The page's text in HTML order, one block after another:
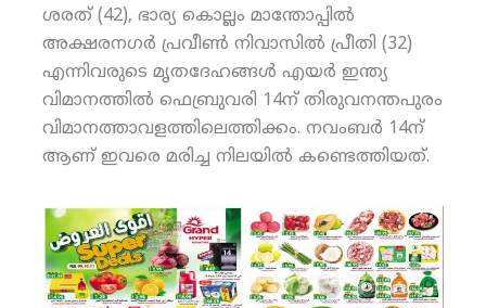
ശരത് (42), ഭാര്യ കൊല്ലം മാന്തോപ്പില്‍
അക്ഷരനഗര്‍ പ്രവീണ്‍ നിവാസില്‍ പ്രീതി (32)
എന്നിവരുടെ മൃതദേഹങ്ങള്‍ എയര്‍ ഇന്ത്യ
വിമാനത്തില്‍ ഫെബ്രുവരി 14ന് തിരുവനന്തപുരം
വിമാനത്താവളത്തിലെത്തിക്കം. നവംബര്‍ 14ന്
ആണ് ഇവരെ മരിച്ച നിലയില്‍ കണ്ടെത്തിയത്.